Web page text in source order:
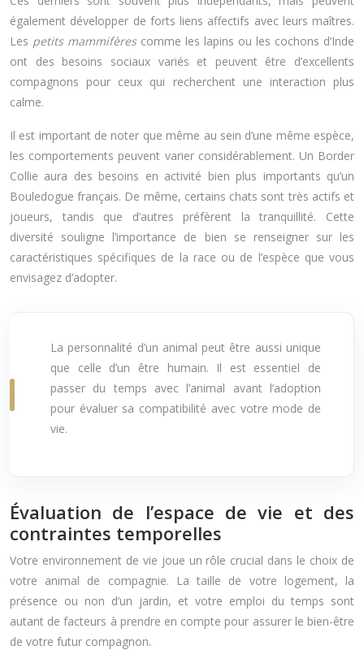
également développer de forts liens affectifs avec leurs maîtres.
Les petits mammifères comme les lapins ou les cochons d’Inde
ont des besoins sociaux variés et peuvent être d’excellents
compagnons pour ceux qui recherchent une interaction plus
calme.
Il est important de noter que même au sein d’une même espèce,
les comportements peuvent varier considérablement. Un Border
Collie aura des besoins en activité bien plus importants qu’un
Bouledogue français. De même, certains chats sont très actifs et
joueurs, tandis que d’autres préfèrent la tranquillité. Cette
diversité souligne l’importance de bien se renseigner sur les
caractéristiques spécifiques de la race ou de l’espèce que vous
envisagez d’adopter.
La personnalité d’un animal peut être aussi unique
que celle d’un être humain. Il est essentiel de
passer du temps avec l’animal avant l’adoption
pour évaluer sa compatibilité avec votre mode de
vie.
Évaluation de l’espace de vie et des
contraintes temporelles
Votre environnement de vie joue un rôle crucial dans le choix de
votre animal de compagnie. La taille de votre logement, la
présence ou non d’un jardin, et votre emploi du temps sont
autant de facteurs à prendre en compte pour assurer le bien-être
de votre futur compagnon.